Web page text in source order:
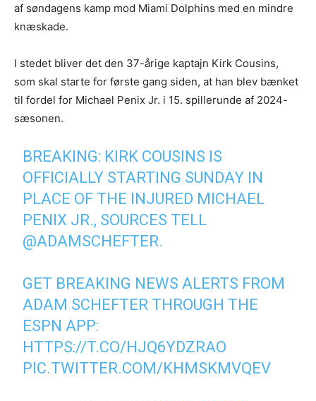
af søndagens kamp mod Miami Dolphins med en mindre
knæskade.
I stedet bliver det den 37-årige kaptajn Kirk Cousins,
som skal starte for første gang siden, at han blev bænket
til fordel for Michael Penix Jr. i 15. spillerunde af 2024-
sæsonen.
BREAKING: KIRK COUSINS IS
OFFICIALLY STARTING SUNDAY IN
PLACE OF THE INJURED MICHAEL
PENIX JR., SOURCES TELL
@ADAMSCHEFTER.
GET BREAKING NEWS ALERTS FROM
ADAM SCHEFTER THROUGH THE
ESPN APP:
HTTPS://T.CO/HJQ6YDZRAO
PIC.TWITTER.COM/KHMSKMVQEV